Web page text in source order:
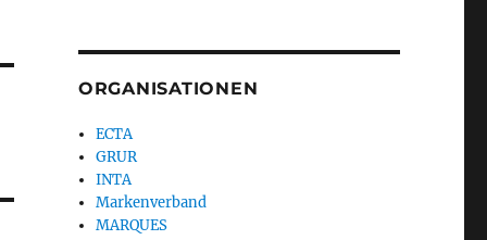
ORGANISATIONEN
ECTA
GRUR
INTA
Markenverband
MARQUES